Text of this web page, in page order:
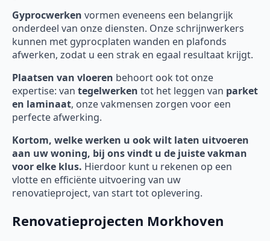
Gyprocwerken vormen eveneens een belangrijk
onderdeel van onze diensten. Onze schrijnwerkers
kunnen met gyprocplaten wanden en plafonds
afwerken, zodat u een strak en egaal resultaat krijgt.
Plaatsen van vloeren behoort ook tot onze
expertise: van tegelwerken tot het leggen van parket
en laminaat, onze vakmensen zorgen voor een
perfecte afwerking.
Kortom, welke werken u ook wilt laten uitvoeren
aan uw woning, bij ons vindt u de juiste vakman
voor elke klus. Hierdoor kunt u rekenen op een
vlotte en efficiënte uitvoering van uw
renovatieproject, van start tot oplevering.
Renovatieprojecten Morkhoven